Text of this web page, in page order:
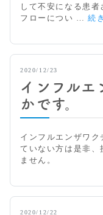
して不安になる患
フローについ …続
2020/12/23
インフルエ
かです。
インフルエンザワク
ていない方は是非、
ません。
2020/12/22